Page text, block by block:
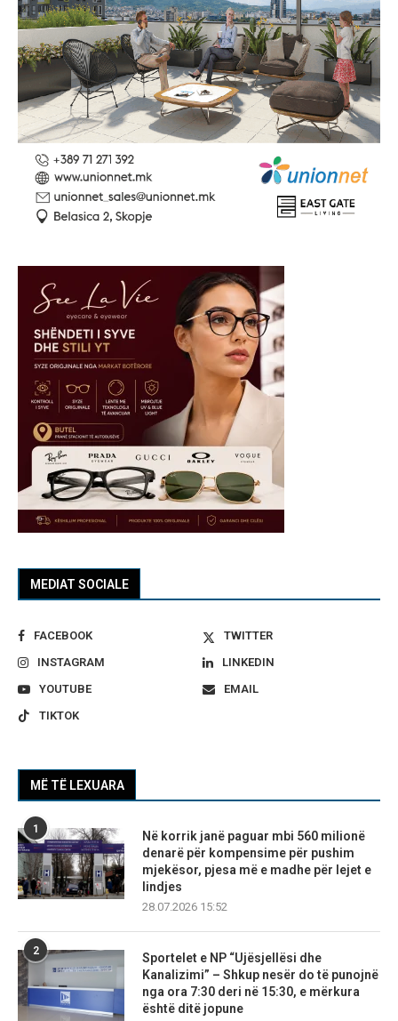
MEDIAT SOCIALE
FACEBOOK
TWITTER
INSTAGRAM
LINKEDIN
YOUTUBE
EMAIL
TIKTOK
MË TË LEXUARA
1
Në korrik janë paguar mbi 560 milionë
denarë për kompensime për pushim
mjekësor, pjesa më e madhe për lejet e
lindjes
28.07.2026 15:52
2
Sportelet e NP “Ujësjellësi dhe
Kanalizimi” – Shkup nesër do të punojnë
nga ora 7:30 deri në 15:30, e mërkura
është ditë jopune